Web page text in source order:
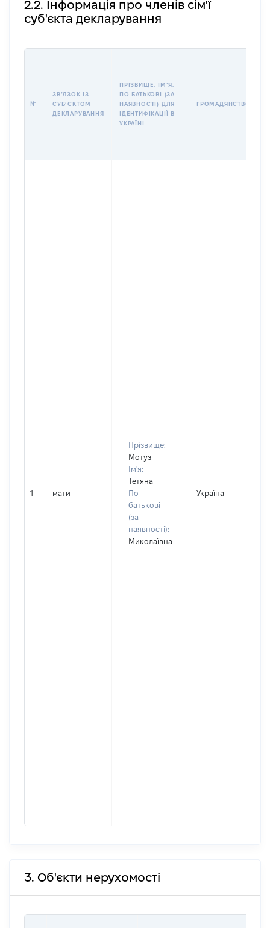
2.2. Інформація про членів сім'ї
суб'єкта декларування
№
ЗВʼЯЗОК ІЗ
СУБʼЄКТОМ
ДЕКЛАРУВАННЯ
ПРІЗВИЩЕ, ІМʼЯ,
ПО БАТЬКОВІ (ЗА
НАЯВНОСТІ) ДЛЯ
ІДЕНТИФІКАЦІЇ В
УКРАЇНІ
ГРОМАДЯНСТВО
1 мати
Прізвище:
Мотуз
Ім'я:
Тетяна
По
батькові
(за
наявності):
Миколаївна
Україна
3. Об'єкти нерухомості